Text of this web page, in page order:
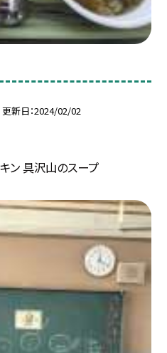
更新日 2024/02/02
ン 具沢山のスープ